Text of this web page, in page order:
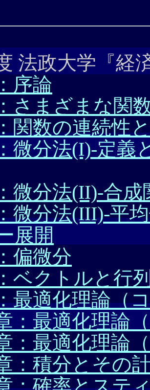
法政大学『経
序論
さまざまな関
関数の連続性
微分法(I)-定義
微分法(II)-合
微分法(III)-平
展開
偏微分
ベクトルと行
最適化理論（
：最適化理論
：最適化理論
：積分とその